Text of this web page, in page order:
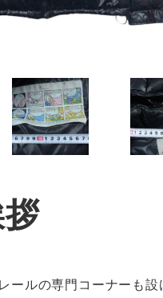
ールの専門コーナーも設